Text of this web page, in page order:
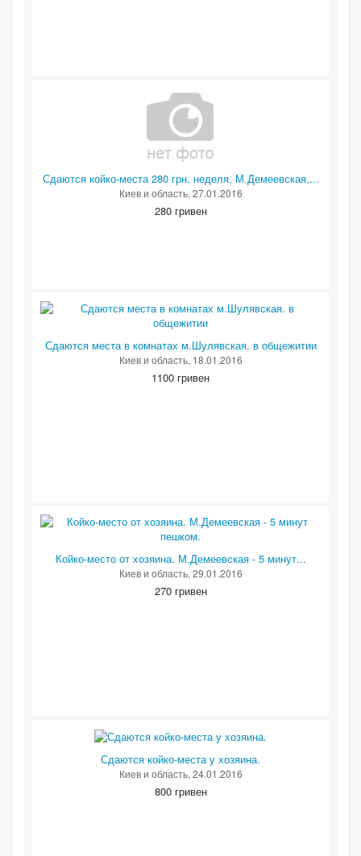
Сдаются койко-места 280 грн. неделя, М.Демеевская,...
Киев и область, 27.01.2016
280 гривен
Сдаются места в комнатах м.Шулявская. в общежитии
Киев и область, 18.01.2016
1100 гривен
Койко-место от хозяина. М.Демеевская - 5 минут...
Киев и область, 29.01.2016
270 гривен
Сдаются койко-места у хозяина.
Киев и область, 24.01.2016
800 гривен